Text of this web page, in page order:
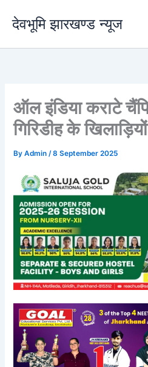
content
देवभूमि झारखण्ड न्यूज
ऑल इंडिया कराटे
गिरिडीह के
ByAdmin/8 September 2025